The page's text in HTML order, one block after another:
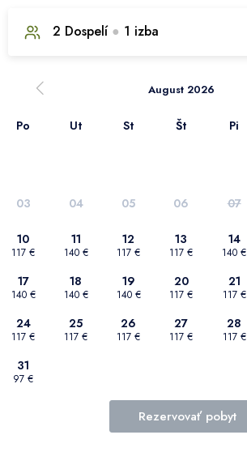
2 Dospelí ● 1 izba
Počet dospelých
Potvrdiť výber
August 2026
Po Ut St Št Pi
03 04 05 06 07
10
117 €
11
140 €
12
117 €
13
117 €
14
140 €
17
140 €
18
140 €
19
140 €
20
117 €
21
117 €
24
117 €
25
117 €
26
117 €
27
117 €
28
117 €
31
97 €
Rezervovať pobyt